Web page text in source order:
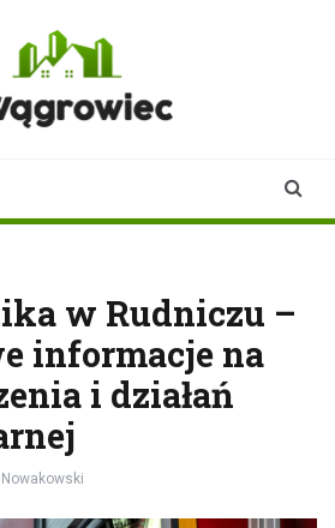
w Rudniczu –
informacje na
i działań